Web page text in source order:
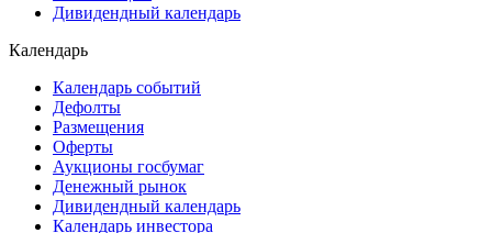
Дивидендный календарь
Календарь
Календарь событий
Дефолты
Размещения
Оферты